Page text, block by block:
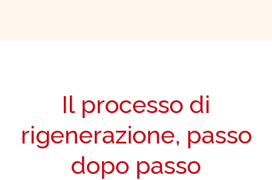
Il processo di
rigenerazione, passo
dopo passo